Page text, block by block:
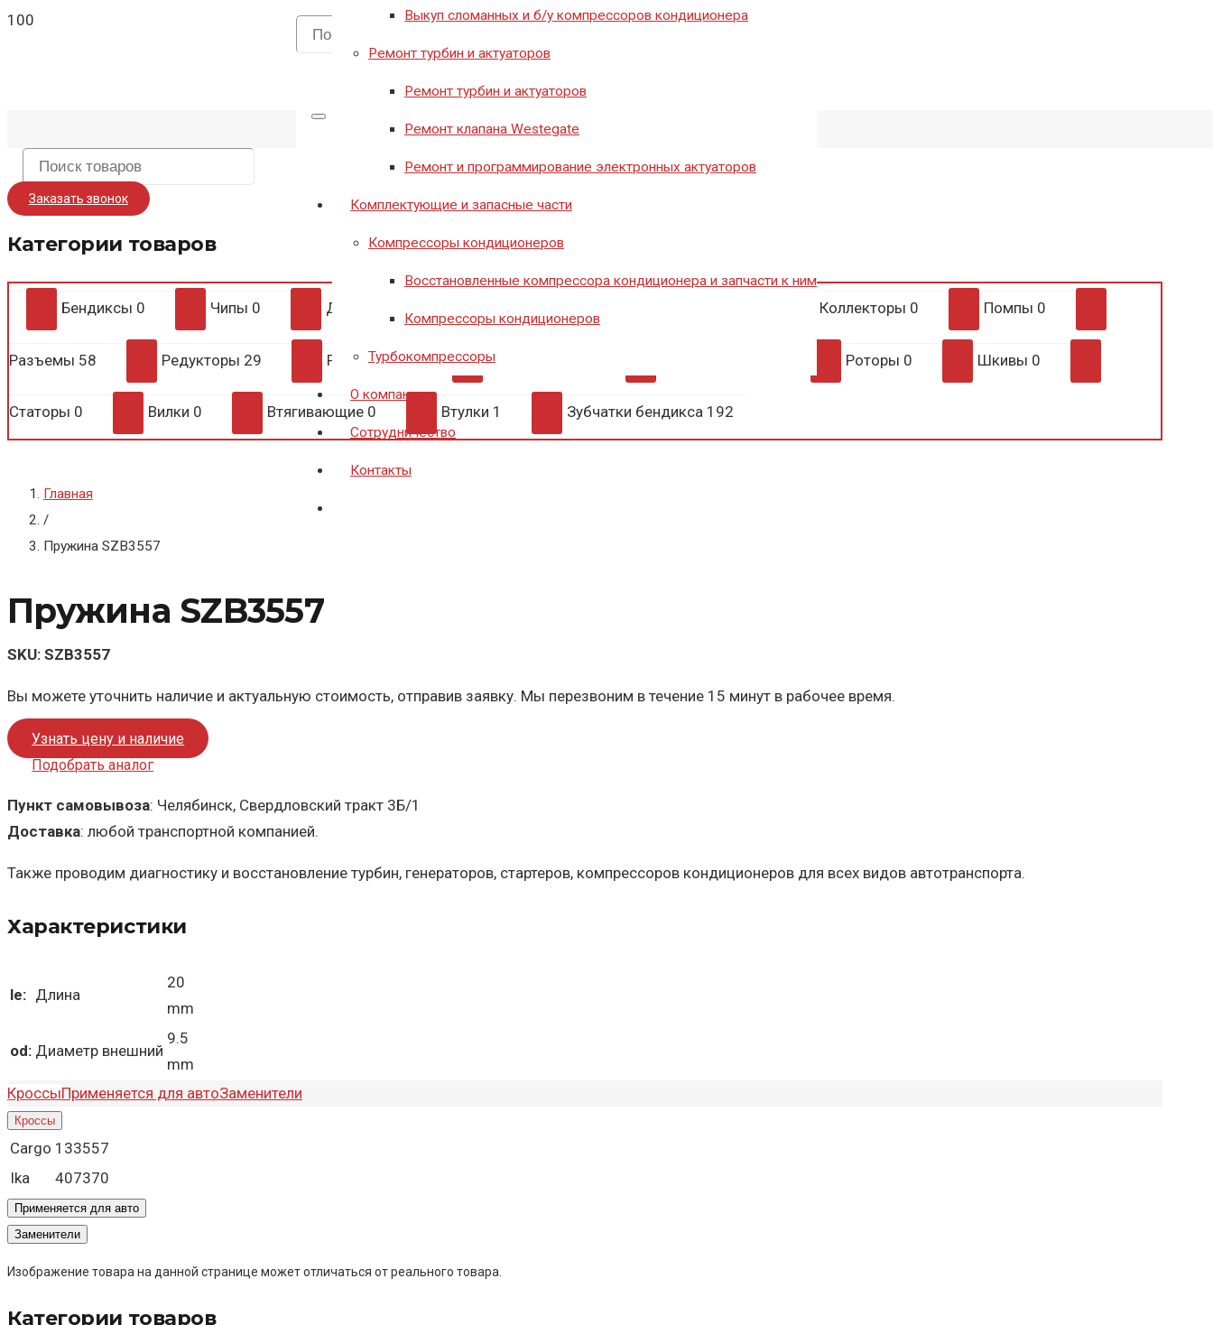
8 (351) 776-20-40
Заказать звонок
Выкуп сломанных и б/у компрессоров кондиционера
Ремонт турбин и актуаторов
Ремонт турбин и актуаторов
Ремонт клапана Westegate
Ремонт и программирование электронных актуаторов
Комплектующие и запасные части
Компрессоры кондиционеров
Восстановленные компрессора кондиционера и запчасти к ним
Компрессоры кондиционеров
Турбокомпрессоры
О компании
Сотрудничество
Контакты
Заказать звонок
Категории товаров
Бендиксы 0 Чипы 0 Диодные мосты Коллекторы 0 Помпы 0
Разъемы 58 Редукторы 29 Регуляторы0 Ремкомплект Роторы 0 Шкивы 0
Статоры 0 Вилки 0 Втягивающие 0 Втулки 1 Зубчатки бендикса 192
Главная
/
Пружина SZB3557
Пружина SZB3557
SKU: SZB3557
Вы можете уточнить наличие и актуальную стоимость, отправив заявку. Мы перезвоним в течение 15 минут в рабочее время.
Узнать цену и наличие
Подобрать аналог
Пункт самовывоза: Челябинск, Свердловский тракт 3Б/1
Доставка: любой транспортной компанией.
Также проводим диагностику и восстановление турбин, генераторов, стартеров, компрессоров кондиционеров для всех видов автотранспорта.
Характеристики
le: Длина
20
mm
od: Диаметр внешний
9.5
mm
КроссыПрименяется для автоЗаменители
Кроссы
Cargo 133557
Ika
407370
Применяется для авто
Заменители
Изображение товара на данной странице может отличаться от реального товара.
Категории товаров